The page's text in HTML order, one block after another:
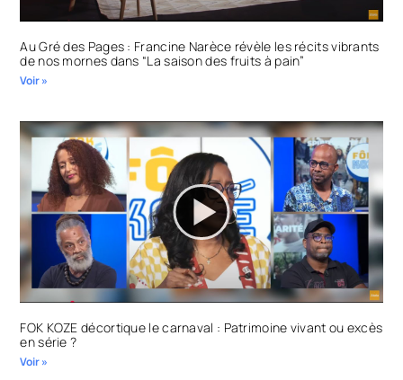
Au Gré des Pages : Francine Narèce révèle les récits vibrants
de nos mornes dans “La saison des fruits à pain”
Voir »
FOK KOZE décortique le carnaval : Patrimoine vivant ou excès
en série ?
Voir »